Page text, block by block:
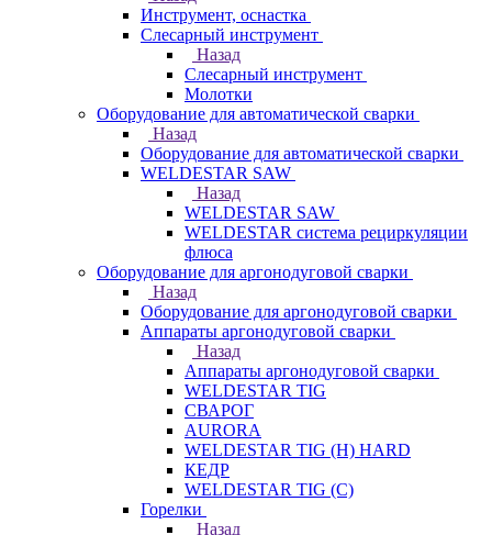
Инструмент, оснастка
Слесарный инструмент
Назад
Слесарный инструмент
Молотки
Оборудование для автоматической сварки
Назад
Оборудование для автоматической сварки
WELDESTAR SAW
Назад
WELDESTAR SAW
WELDESTAR система рециркуляции
флюса
Оборудование для аргонодуговой сварки
Назад
Оборудование для аргонодуговой сварки
Аппараты аргонодуговой сварки
Назад
Аппараты аргонодуговой сварки
WELDESTAR TIG
СВАРОГ
AURORA
WELDESTAR TIG (H) HARD
КЕДР
WELDESTAR TIG (С)
Горелки
Назад